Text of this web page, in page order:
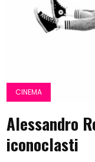
CINEMA
Alessandro
iconoclasti